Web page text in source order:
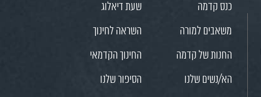
כנס קדמה
שעת דיאלוג
משאבים למורה
השראה לחינוך
החנות של קדמה
החינוך הקדמאי
הא/נשים שלנו
הסיפור שלנו